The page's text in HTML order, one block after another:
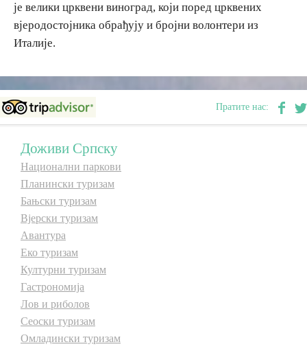
Смјештај
Мултимедија
Фото
Видео
E-Brochure
Откриј Српску
је велики црквени виноград, који поред црквених
вјеродостојника обрађују и бројни волонтери из
Италије.
Пратите нас:
Доживи Српску
Национални паркови
Планински туризам
Бањски туризам
Вјерски туризам
Авантура
Еко туризам
Културни туризам
Гастрономија
Лов и риболов
Сеоски туризам
Омладински туризам